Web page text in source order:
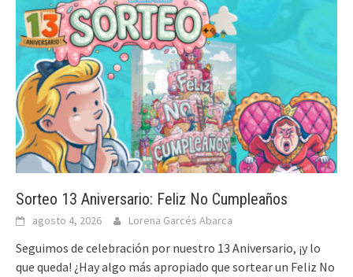
Sorteo 13 Aniversario: Feliz No Cumpleaños
agosto 4, 2026 Lorena Garcés Abarca
Seguimos de celebración por nuestro 13 Aniversario, ¡y lo
que queda! ¿Hay algo más apropiado que sortear un Feliz No